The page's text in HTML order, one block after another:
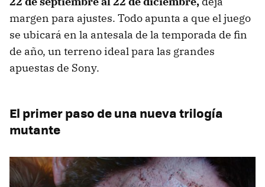
margen para ajustes. Todo apunta a que el juego
se ubicará en la antesala de la temporada de fin
de año, un terreno ideal para las grandes
apuestas de Sony.
El primer paso de una nueva trilogía
mutante